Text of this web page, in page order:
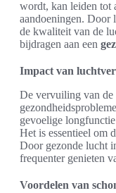
wordt, kan leiden tot
aandoeningen. Door
de kwaliteit van de
bijdragen aan een
Impact van
De vervuiling van de
gevoelige
Het is essentieel om
Door gezonde lucht
frequenter genieten
Voordelen van